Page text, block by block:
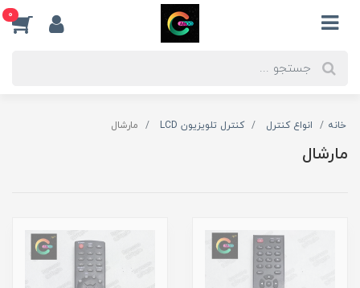
0
خانه انواع کنترل کنترل تلویزیون LCD مارشال
مارشال